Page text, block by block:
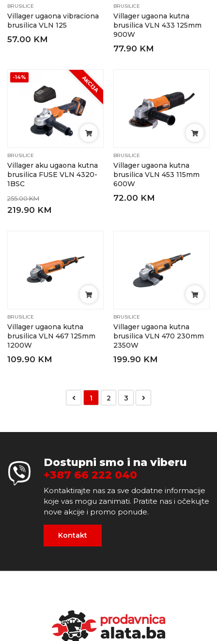
BRUSILICE
Villager ugaona vibraciona
brusilica VLN 125
57.00 KM
BRUSILICE
Villager ugaona kutna
brusilica VLN 433 125mm
900W
77.90 KM
-14% AKCIJA
BRUSILICE
Villager aku ugaona kutna
brusilica FUSE VLN 4320-
1BSC
255.00 KM
219.90 KM
BRUSILICE
Villager ugaona kutna
brusilica VLN 453 115mm
600W
72.00 KM
BRUSILICE
Villager ugaona kutna
brusilica VLN 467 125mm
1200W
109.90 KM
BRUSILICE
Villager ugaona kutna
brusilica VLN 470 230mm
2350W
199.90 KM
1 2 3
Dostupni smo i na viberu
+387 66 222 040
Kontaktirajte nas za sve dodatne informacije
koje vas mogu zanimati. Pratite nas i očekujte
nove akcije i promo ponude.
Kontakt